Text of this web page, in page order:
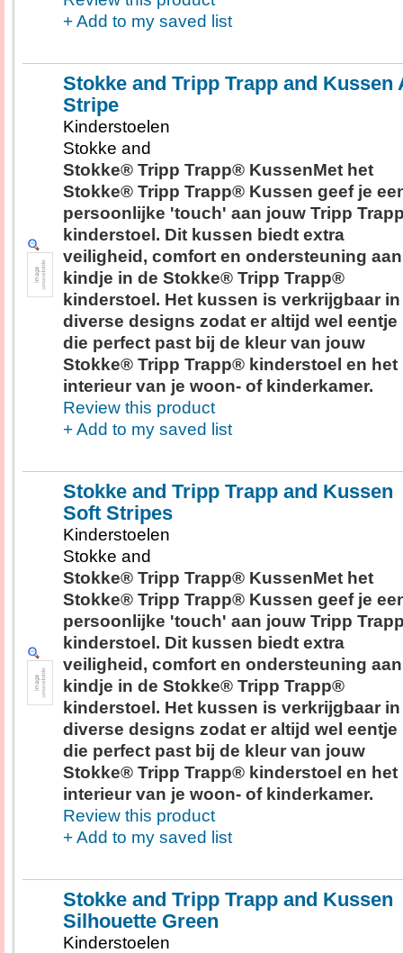
+ Add to my saved list
Stokke and Tripp Trapp and Kussen
Stripe
Kinderstoelen
Stokke and
Stokke® Tripp Trapp® KussenMet het
Stokke® Tripp Trapp® Kussen geef je
persoonlijke 'touch' aan jouw Tripp
kinderstoel. Dit kussen biedt extra
veiligheid, comfort en ondersteuning
kindje in de Stokke® Tripp Trapp®
kinderstoel. Het kussen is verkrijgbaar in
diverse designs zodat er altijd wel eentje
die perfect past bij de kleur van jouw
Stokke® Tripp Trapp® kinderstoel en het
interieur van je woon- of kinderkamer.
Review this product
+ Add to my saved list
Stokke and Tripp Trapp and Kussen
Soft Stripes
Kinderstoelen
Stokke and
Stokke® Tripp Trapp® KussenMet het
Stokke® Tripp Trapp® Kussen geef je
persoonlijke 'touch' aan jouw Tripp
kinderstoel. Dit kussen biedt extra
veiligheid, comfort en ondersteuning
kindje in de Stokke® Tripp Trapp®
kinderstoel. Het kussen is verkrijgbaar in
diverse designs zodat er altijd wel eentje
die perfect past bij de kleur van jouw
Stokke® Tripp Trapp® kinderstoel en het
interieur van je woon- of kinderkamer.
Review this product
+ Add to my saved list
Stokke and Tripp Trapp and Kussen
Silhouette Green
Kinderstoelen